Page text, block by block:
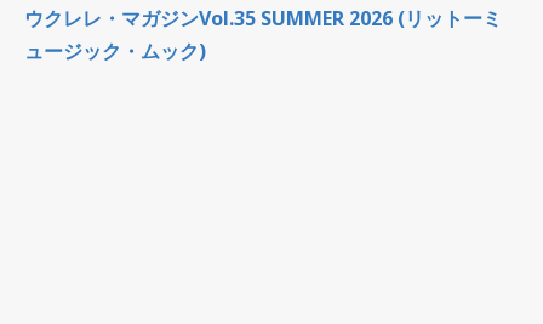
ウクレレ・マガジンVol.35 SUMMER 2026 (リットーミ
ュージック・ムック)